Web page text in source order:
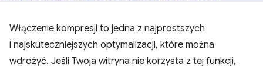
Włączenie kompresji to jedna z najprostszych
i najskuteczniejszych optymalizacji, które można
wdrożyć. Jeśli Twoja witryna nie korzysta z tej funkcji,